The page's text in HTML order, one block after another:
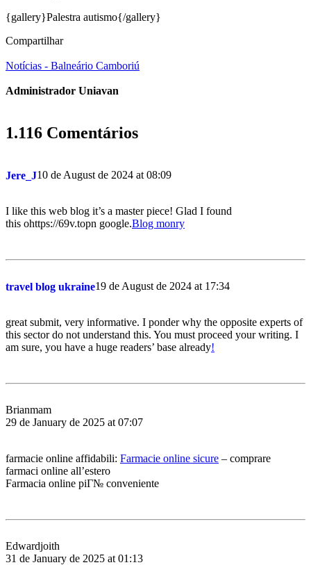
{gallery}Palestra autismo{/gallery}
Compartilhar
Notícias - Balneário Camboriú
Administrador Uniavan
1.116 Comentários
Jere_J10 de August de 2024 at 08:09
I like this web blog it’s a master piece! Glad I found
this ohttps://69v.topn google.Blog monry
travel blog ukraine19 de August de 2024 at 17:34
great submit, very informative. I ponder why the opposite experts of
this sector do not understand this. You must proceed your writing. I
am sure, you have a huge readers’ base already!
Brianmam
29 de January de 2025 at 07:07
farmacie online affidabili: Farmacie online sicure – comprare
farmaci online all’estero
Farmacia online piГ№ conveniente
Edwardjoith
31 de January de 2025 at 01:13